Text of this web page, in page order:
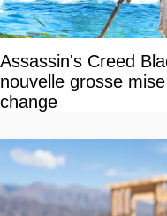
Assassin's Creed
nouvelle grosse
change